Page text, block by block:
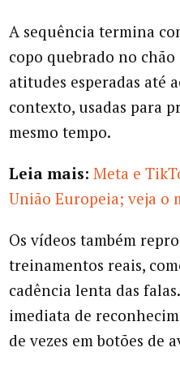
A sequência termina
copo quebrado no
atitudes esperadas até
contexto, usadas para
mesmo tempo.
Leia mais: Meta e
União Europeia; veja o
Os vídeos também
treinamentos reais,
cadência lenta das
imediata de
de vezes em botões de